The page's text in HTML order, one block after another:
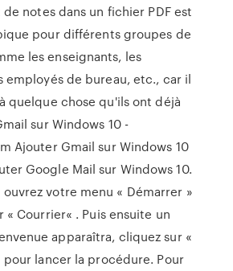
de notes dans un fichier PDF est
pour différents groupes de
les enseignants, les
employés de bureau, etc., car il
quelque chose qu'ils ont déjà
sur Windows 10 -
Ajouter Gmail sur Windows 10
Google Mail sur Windows 10.
votre menu « Démarrer »
« Courrier« . Puis ensuite un
apparaîtra, cliquez sur «
pour lancer la procédure. Pour